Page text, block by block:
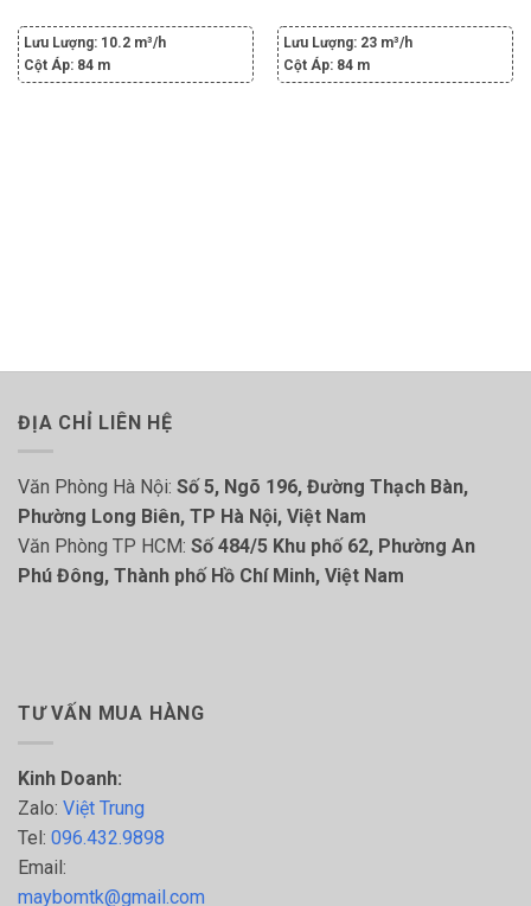
Lưu Lượng: 10.2 m³/h
Cột Áp: 84 m
Lưu Lượng: 23 m³/h
Cột Áp: 84 m
ĐỊA CHỈ LIÊN HỆ
Văn Phòng Hà Nội: Số 5, Ngõ 196, Đường Thạch Bàn,
Phường Long Biên, TP Hà Nội, Việt Nam
Văn Phòng TP HCM: Số 484/5 Khu phố 62, Phường An
Phú Đông, Thành phố Hồ Chí Minh, Việt Nam
TƯ VẤN MUA HÀNG
Kinh Doanh:
Zalo: Việt Trung
Tel: 096.432.9898
Email:
maybomtk@gmail.com